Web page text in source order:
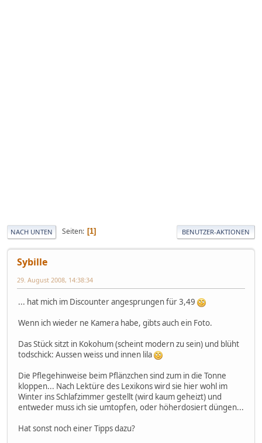
NACH UNTEN Seiten 1 BENUTZER-AKTIONEN
Sybille
29. August 2008, 14:38:34
... hat mich im Discounter angesprungen für 3,49
Wenn ich wieder ne Kamera habe, gibts auch ein Foto.
Das Stück sitzt in Kokohum (scheint modern zu sein) und blüht
todschick: Aussen weiss und innen lila
Die Pflegehinweise beim Pflänzchen sind zum in die Tonne
kloppen... Nach Lektüre des Lexikons wird sie hier wohl im
Winter ins Schlafzimmer gestellt (wird kaum geheizt) und
entweder muss ich sie umtopfen, oder höherdosiert düngen...
Hat sonst noch einer Tipps dazu?